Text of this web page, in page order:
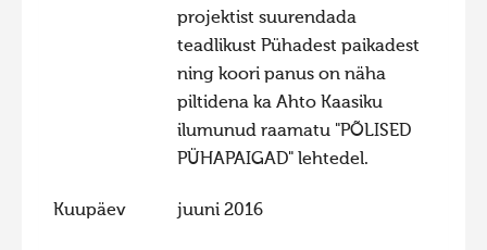
projektist suurendada
teadlikust Pühadest paikadest
ning koori panus on näha
piltidena ka Ahto Kaasiku
ilumunud raamatu "PÕLISED
PÜHAPAIGAD" lehtedel.
Kuupäev juuni 2016